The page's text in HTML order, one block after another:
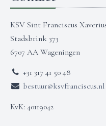
KSV Sint Franciscus
Stadsbrink 373
6707 AA Wageningen
+31 317 41 50 48
bestuur@ksvfranciscus.nl
KvK: 40119042